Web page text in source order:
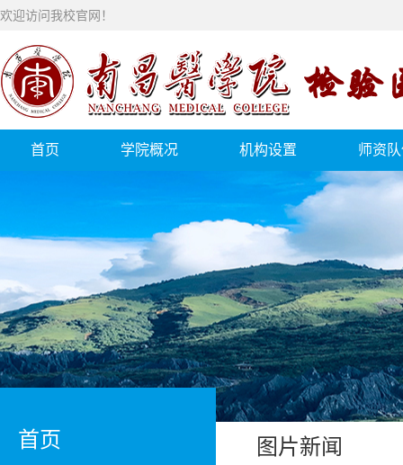
欢迎访问我校官网！
首页 学院概况 机构设置 师资
首页 图片新闻